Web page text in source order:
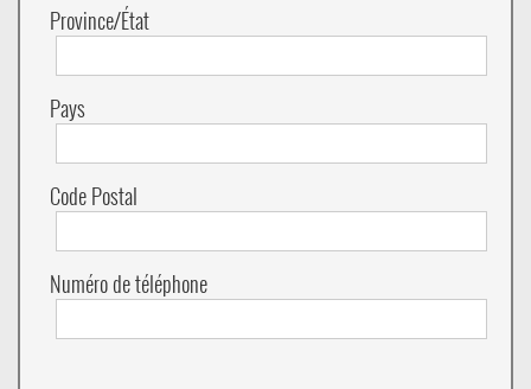
Province/État
Pays
Code Postal
Numéro de téléphone